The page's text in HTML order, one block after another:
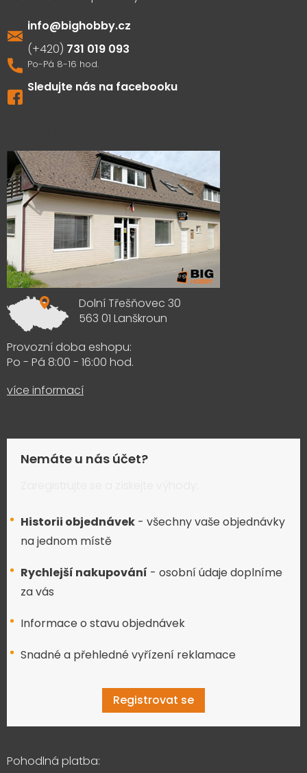
info@bighobby.cz
731 019 093
Sledujte nás na facebooku
Dolní Třešňovec 30
563 01 Lanškroun
Provozní doba eshopu:
Po - Pá 8:00 - 16:00 hod.
více informací
Nemáte u nás účet?
Historii objednávek - všechny vaše objednávky
na jednom místě
Rychlejší nakupování - osobní údaje doplníme
za vás
Informace o stavu objednávek
Snadné a přehledné vyřízení reklamace
Registrovat se
Pohodlná platba: